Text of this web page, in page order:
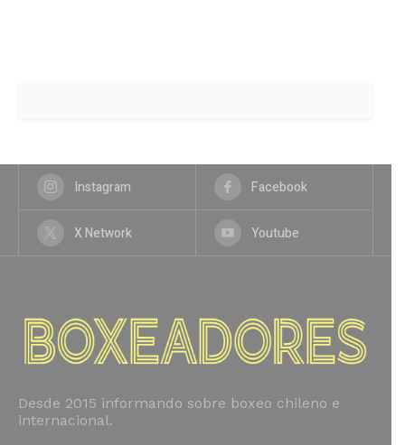
Instagram Facebook
X Network Youtube
Desde 2015 informando sobre boxeo chileno e
internacional.